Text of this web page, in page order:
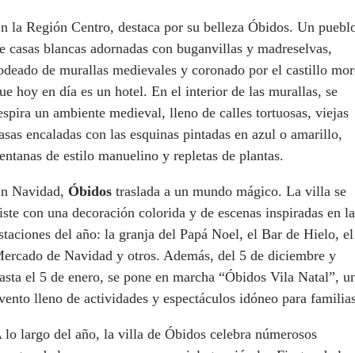
la Región Centro, destaca por su belleza Óbidos. Un
casas blancas adornadas con buganvillas y madreselvas,
de murallas medievales y coronado por el castillo
hoy en día es un hotel. En el interior de las murallas, se
un ambiente medieval, lleno de calles tortuosas, viejas
encaladas con las esquinas pintadas en azul o amarillo,
de estilo manuelino y repletas de plantas.
Navidad, Óbidos traslada a un mundo mágico. La villa se
con una decoración colorida y de escenas inspiradas en
del año: la granja del Papá Noel, el Bar de Hielo, el
de Navidad y otros. Además, del 5 de diciembre y
el 5 de enero, se pone en marcha “Óbidos Vila Natal”,
lleno de actividades y espectáculos idóneo para
lo largo del año, la villa de Óbidos celebra númerosos